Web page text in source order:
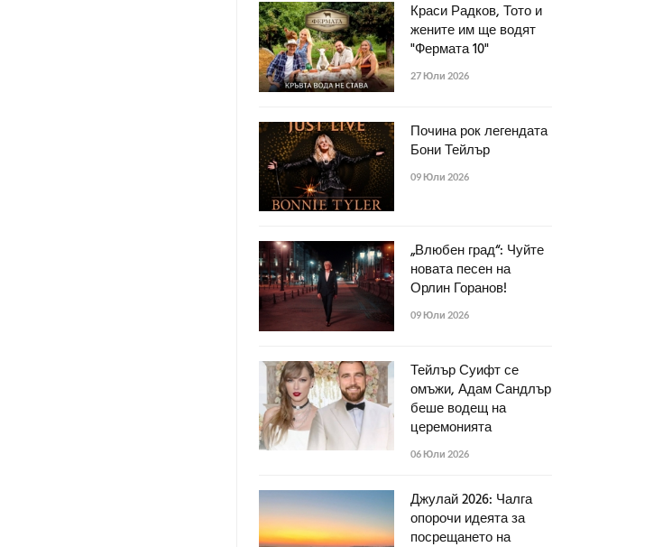
Краси Радков, Тото и
жените им ще водят
"Фермата 10"
27 Юли 2026
Почина рок легендата
Бони Тейлър
09 Юли 2026
„Влюбен град“: Чуйте
новата песен на
Орлин Горанов!
09 Юли 2026
Тейлър Суифт се
омъжи, Адам Сандлър
беше водещ на
церемонията
06 Юли 2026
Джулай 2026: Чалга
опорочи идеята за
посрещането на